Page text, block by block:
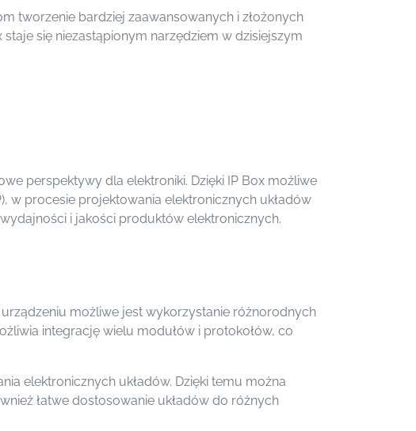
tworzenie bardziej zaawansowanych i złożonych
się niezastąpionym narzędziem w dzisiejszym
perspektywy dla elektroniki. Dzięki IP Box możliwe
w procesie projektowania elektronicznych układów
i jakości produktów elektronicznych.
możliwe jest wykorzystanie różnorodnych
integrację wielu modułów i protokołów, co
elektronicznych układów. Dzięki temu można
łatwe dostosowanie układów do różnych